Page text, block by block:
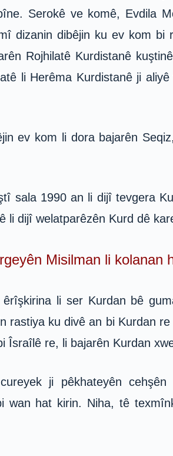
Serokê ve komê, Evdila
dizanin dibêjin ku ev kom
Rojhilatê Kurdistanê
li Herêma Kurdistanê ji
ev kom li dora bajarên
sala 1990 an li dijî tevgera
dijî welatparêzên Kurd dê
Misilman li kolanan
li ser Kurdan bê
rastiya ku divê an bi Kurdan
re, li bajarên Kurdan
ji pêkhateyên
wan hat kirin. Niha, tê